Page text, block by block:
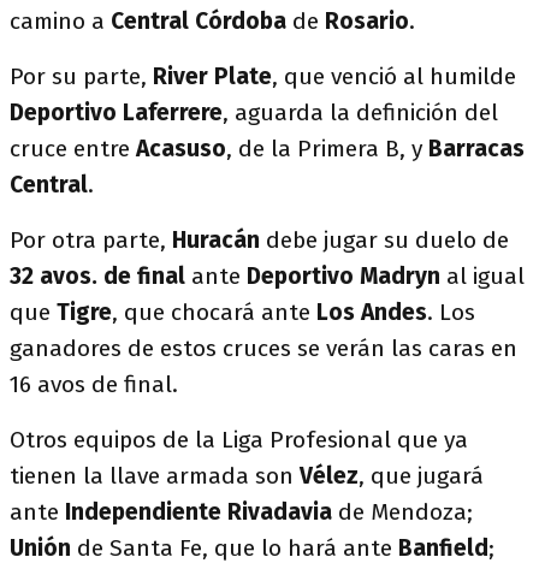
camino a Central Córdoba de Rosario.
Por su parte, River Plate, que venció al humilde
Deportivo Laferrere, aguarda la definición del
cruce entreAcasuso, de la Primera B, y Barracas
Central.
Por otra parte, Huracán debe jugar su duelo de
32 avos. de final ante Deportivo Madryn al igual
que Tigre, que chocará ante Los Andes. Los
ganadores de estos cruces se verán las caras en
16 avos de final.
Otros equipos de la Liga Profesional que ya
tienen la llave armada sonVélez, que jugará
ante Independiente Rivadavia de Mendoza;
Unión de Santa Fe, que lo hará ante Banfield;